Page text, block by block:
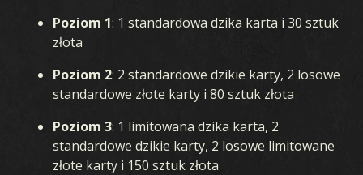
Poziom 1: 1 standardowa dzika karta i 30 sztuk
złota
Poziom 2: 2 standardowe dzikie karty, 2 losowe
standardowe złote karty i 80 sztuk złota
Poziom 3: 1 limitowana dzika karta, 2
standardowe dzikie karty, 2 losowe limitowane
złote karty i 150 sztuk złota